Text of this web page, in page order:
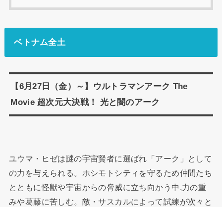
ベトナム全土
【6月27日（金）～】ウルトラマンアーク The
Movie 超次元大決戦！ 光と闇のアーク
ユウマ・ヒゼは謎の宇宙賢者に選ばれ「アーク」として
の力を与えられる。ホシモトシティを守るため仲間たち
とともに怪獣や宇宙からの脅威に立ち向かう中,力の重
みや葛藤に苦しむ。敵・サスカルによって試練が次々と